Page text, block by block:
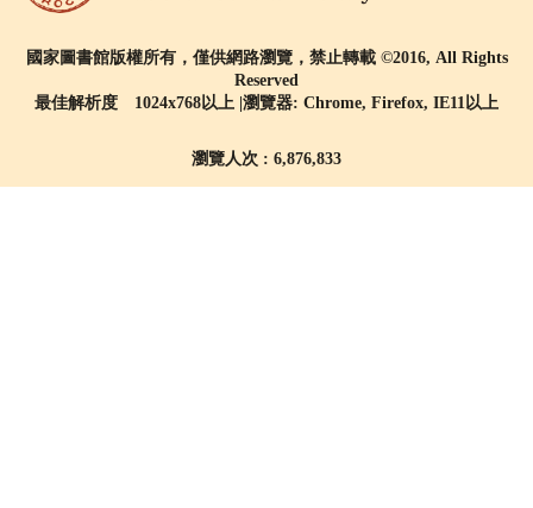
國家圖書館版權所有，僅供網路瀏覽，禁止轉載 ©2016, All Rights
Reserved
最佳解析度 1024x768以上 |瀏覽器: Chrome, Firefox, IE11以上
瀏覽人次 : 6,876,833